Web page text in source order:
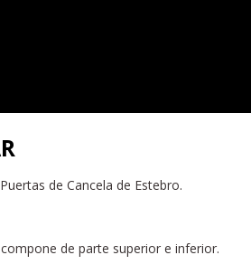
de Cancela de Estebro.
de parte superior e inferior.